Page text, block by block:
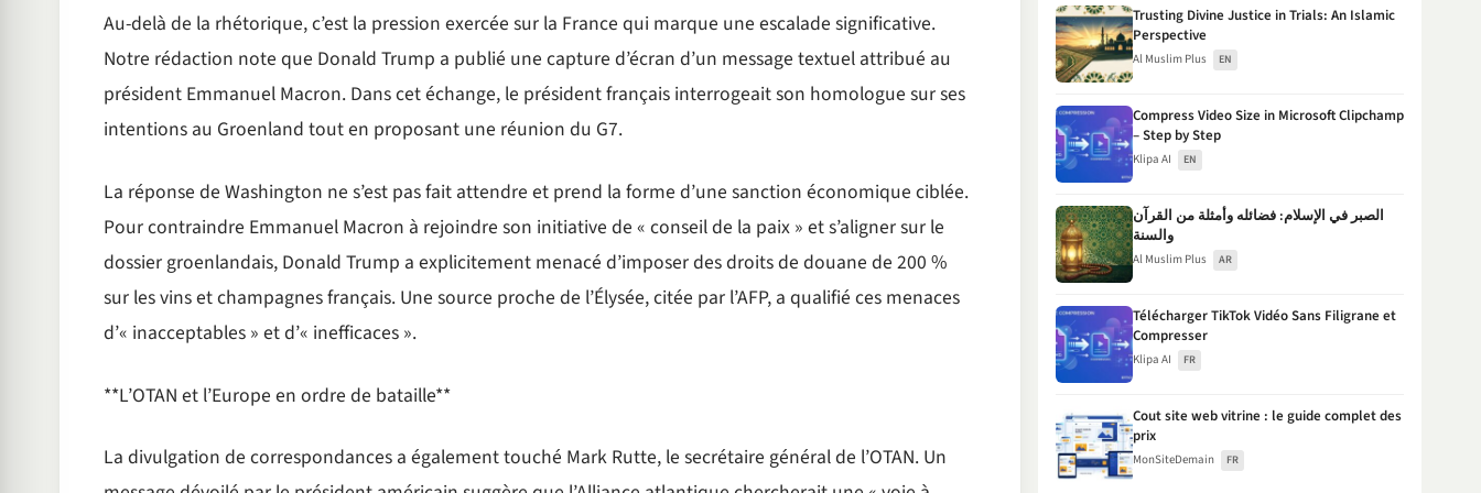
Au-delà de la rhétorique, c’est la pression exercée sur la France qui marque une escalade significative.
Notre rédaction note que Donald Trump a publié une capture d’écran d’un message textuel attribué au
président Emmanuel Macron. Dans cet échange, le président français interrogeait son homologue sur ses
intentions au Groenland tout en proposant une réunion du G7.
La réponse de Washington ne s’est pas fait attendre et prend la forme d’une sanction économique ciblée.
Pour contraindre Emmanuel Macron à rejoindre son initiative de « conseil de la paix » et s’aligner sur le
dossier groenlandais, Donald Trump a explicitement menacé d’imposer des droits de douane de 200 %
sur les vins et champagnes français. Une source proche de l’Élysée, citée par l’AFP, a qualifié ces menaces
d’« inacceptables » et d’« inefficaces ».
**L’OTAN et l’Europe en ordre de bataille**
La divulgation de correspondances a également touché Mark Rutte, le secrétaire général de l’OTAN. Un
Trusting Divine Justice in Trials: An Islamic
Perspective
Al Muslim Plus EN
Compress Video Size in Microsoft Clipchamp
– Step by Step
Klipa AI EN
الصبر في الإسلام: فضائله وأمثلة من القرآن
والسنة
Al Muslim Plus AR
Télécharger TikTok Vidéo Sans Filigrane et
Compresser
Klipa AI FR
Cout site web vitrine : le guide complet des
prix
MonSiteDemain FR